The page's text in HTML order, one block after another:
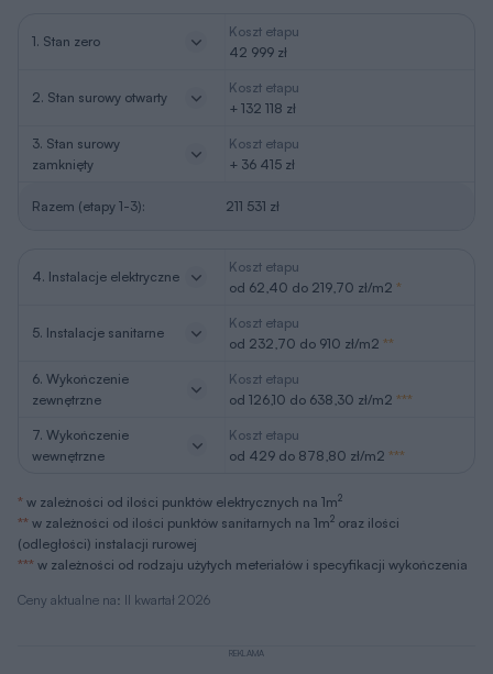
Ceny aktualne na: II kwartał 2026
1. Stan zero
Koszt etapu
42 999 zł
2. Stan surowy otwarty
Koszt etapu
+ 132 118 zł
3. Stan surowy
zamknięty
Koszt etapu
+ 36 415 zł
Razem (etapy 1-3): 211 531 zł
4. Instalacje elektryczne
Koszt etapu
od 62,40 do 219,70 zł/m2 *
5. Instalacje sanitarne
Koszt etapu
od 232,70 do 910 zł/m2 **
6. Wykończenie
zewnętrzne
Koszt etapu
od 126,10 do 638,30 zł/m2 ***
7. Wykończenie
wewnętrzne
Koszt etapu
od 429 do 878,80 zł/m2 ***
* w zależności od ilości punktów elektrycznych na 1m2
** w zależności od ilości punktów sanitarnych na 1m2 oraz ilości
(odległości) instalacji rurowej
*** w zależności od rodzaju użytych meteriałów i specyfikacji wykończenia
REKLAMA